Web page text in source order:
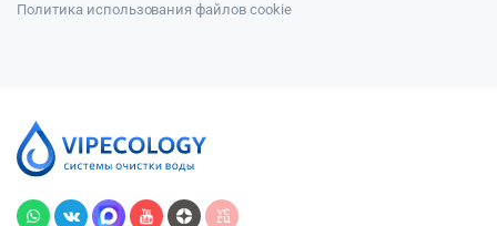
Политика использования файлов cookie